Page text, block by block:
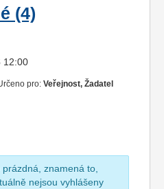
(4)
12:00
pro: Veřejnost, Žadatel
znamená to,
nejsou vyhlášeny